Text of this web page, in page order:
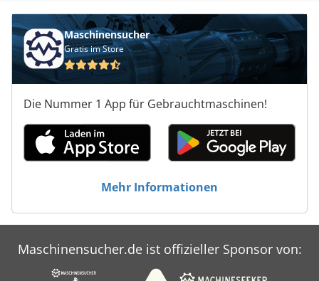
Maschinensucher
Gratis im Store
Die Nummer 1 App für Gebrauchtmaschinen!
Mehr Informationen
Maschinensucher.de ist offizieller Sponsor von: